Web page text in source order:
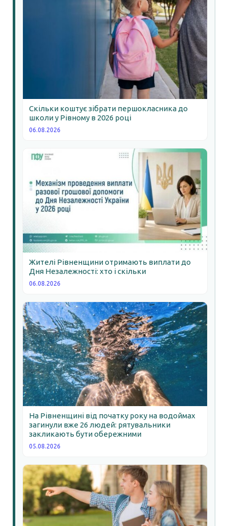
Скільки коштує зібрати першокласника до
школи у Рівному в 2026 році
06.08.2026
Жителі Рівненщини отримають виплати до
Дня Незалежності: хто і скільки
06.08.2026
На Рівненщині від початку року на водоймах
загинули вже 26 людей: рятувальники
закликають бути обережними
05.08.2026